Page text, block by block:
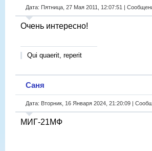
Дата: Пятница, 27 Мая 2011, 12:07:51 |
Очень интересно!
Qui quaerit, reperit
Саня
Дата: Вторник, 16 Января 2024, 21:20:09 |
МИГ-21МФ